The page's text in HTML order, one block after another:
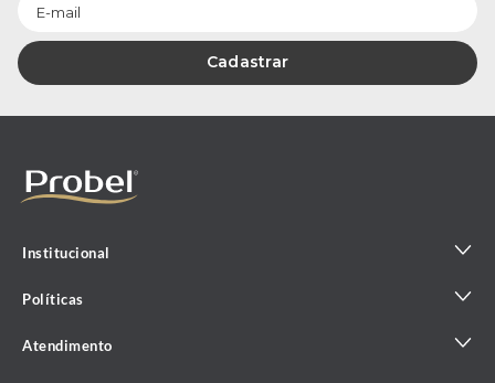
Cadastrar
Institucional
Políticas
Atendimento